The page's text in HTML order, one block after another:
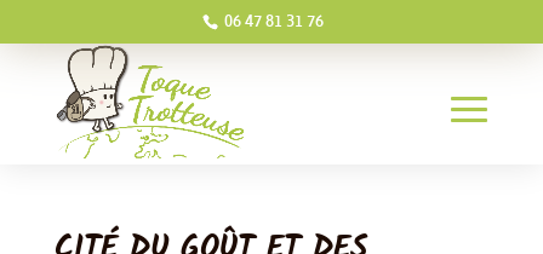
06 47 81 31 76